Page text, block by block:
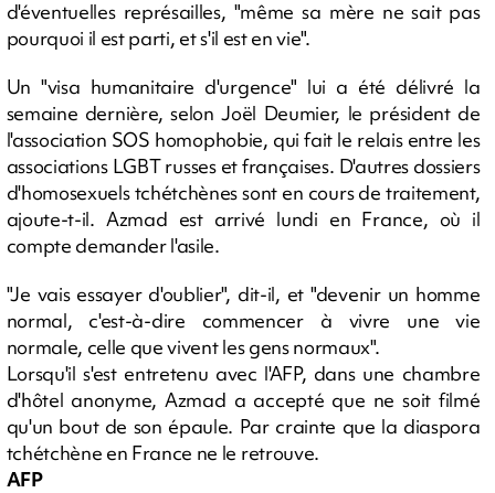
d'éventuelles représailles, "même sa mère ne sait pas
pourquoi il est parti, et s'il est en vie".
Un "visa humanitaire d'urgence" lui a été délivré la
semaine dernière, selon Joël Deumier, le président de
l'association SOS homophobie, qui fait le relais entre les
associations LGBT russes et françaises. D'autres dossiers
d'homosexuels tchétchènes sont en cours de traitement,
ajoute-t-il. Azmad est arrivé lundi en France, où il
compte demander l'asile.
"Je vais essayer d'oublier", dit-il, et "devenir un homme
normal, c'est-à-dire commencer à vivre une vie
normale, celle que vivent les gens normaux".
Lorsqu'il s'est entretenu avec l'AFP, dans une chambre
d'hôtel anonyme, Azmad a accepté que ne soit filmé
qu'un bout de son épaule. Par crainte que la diaspora
tchétchène en France ne le retrouve.
AFP